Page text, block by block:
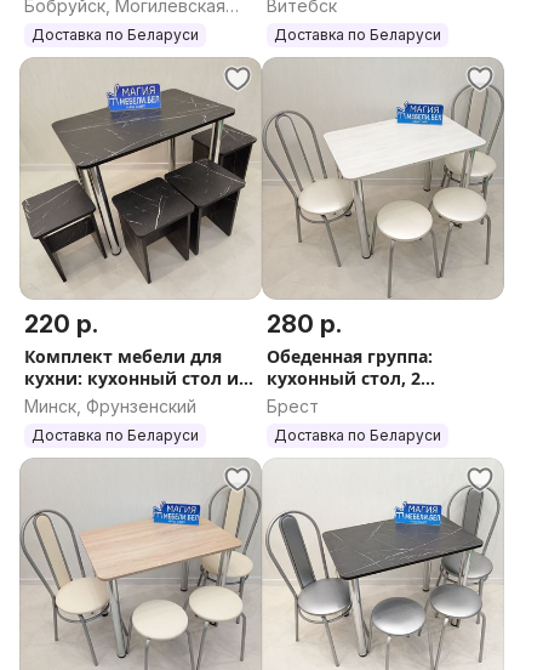
Доставка по РБ
Бобруйск, Могилевская
область
Доставка по Беларуси
Витебск
Доставка по Беларуси
220 р.
Комплект мебели для
кухни: кухонный стол и 4
табурета Доставка по РБ
Минск, Фрунзенский
Доставка по Беларуси
280 р.
Обеденная группа:
кухонный стол, 2
табурета, 2 стула
Доставка по РБ
Брест
Доставка по Беларуси